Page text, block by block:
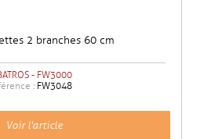
2 branches 60 cm
- FW3000
: FW3048
Voir l'article